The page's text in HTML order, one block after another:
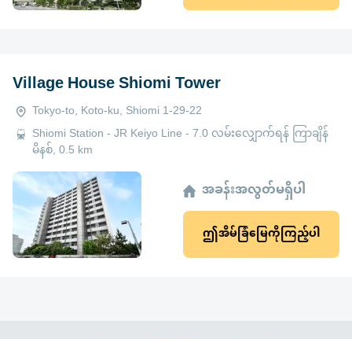
Village House Shiomi Tower
Tokyo-to, Koto-ku, Shiomi 1-29-22
Shiomi Station - JR Keiyo Line - 7.0 လမ်းလျှောက်ရန် ကြာချိန်
မိနစ်, 0.5 km
အခန်းအလွတ်မရှိပါ
ဤအိမ်ခြံမြေကိုကြည့်ပါ